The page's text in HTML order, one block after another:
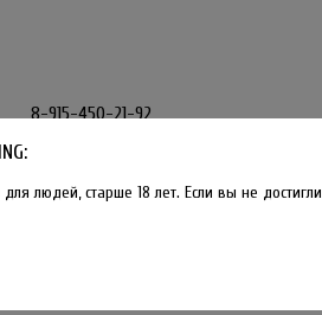
8-915-450-21-92
Г. Москва, улица Южнобутовская 36
людей, старше 18 лет. Если вы не достигли